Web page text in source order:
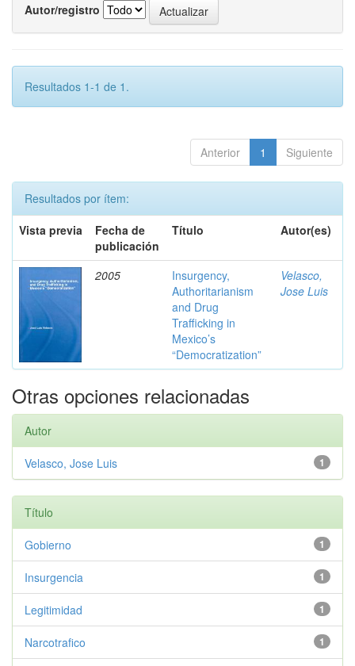
Autor/registro
Resultados 1-1 de 1.
Anterior 1 Siguiente
Resultados por ítem:
Vista previa
Fecha de
publicación
Título Autor(es)
2005
Insurgency,
Authoritarianism
and Drug
Trafficking in
Mexico’s
“Democratization”
Velasco,
Jose Luis
Otras opciones relacionadas
Autor
1
Velasco, Jose Luis
Título
1
Gobierno
1
Insurgencia
1
Legitimidad
1
Narcotrafico